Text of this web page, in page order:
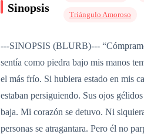
Sinopsis
Triángulo Amoroso
---SINOPSIS (BLURB)---
sentía como piedra bajo mis manos
el más frío. Si hubiera estado en mis
estaban persiguiendo. Sus ojos
baja. Mi corazón se detuvo. Ni
personas se atragantara. Pero él no